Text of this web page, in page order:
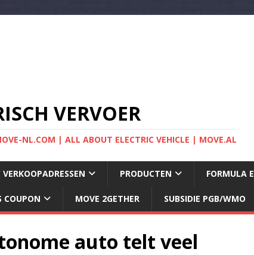
VERVOER
NL.COM | ALL ABOUT ELECTRIC VEHICLE | MOVE.AL
PRODUCTEN FORMULA E
COUPON MOVE 2GETHER SUBSIDIE PGB/WMO
auto telt veel